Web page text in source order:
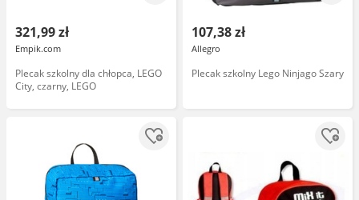
321,99 zł
Empik.com
Plecak szkolny dla chłopca, LEGO
City, czarny, LEGO
107,38 zł
Allegro
Plecak szkolny Lego Ninjago Szary